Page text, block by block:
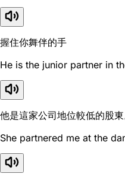
握住你舞伴的手
He is the junior partner in
他是這家公司地位較低的股東
She partnered me at the